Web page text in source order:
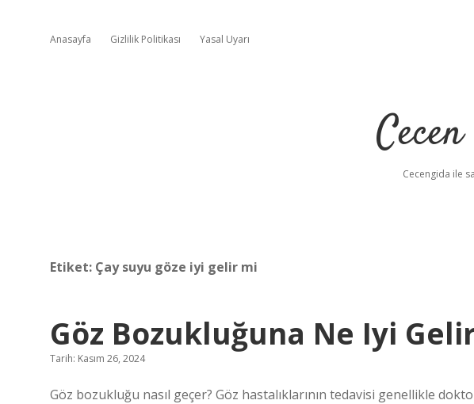
Anasayfa Gizlilik Politikası Yasal Uyarı
Cecengida ile
Etiket: Çay suyu göze iyi gelir mi
Göz Bozukluğuna Ne Iyi
Tarih: Kasım 26, 2024
Göz bozukluğu nasıl geçer? Göz hastalıklarının tedavisi genellikle